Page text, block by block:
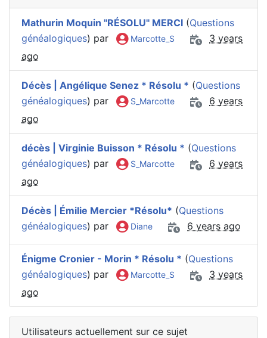
Mathurin Moquin "RÉSOLU" MERCI (Questions
généalogiques) par Marcotte_S
3 years
ago
Décès | Angélique Senez * Résolu * (Questions
généalogiques) par S_Marcotte
6 years
ago
décès | Virginie Buisson * Résolu * (Questions
généalogiques) par S_Marcotte
6 years
ago
Décès | Émilie Mercier *Résolu* (Questions
généalogiques) par Diane 6 years ago
Énigme Cronier - Morin * Résolu * (Questions
généalogiques) par Marcotte_S
3 years
ago
Utilisateurs actuellement sur ce sujet